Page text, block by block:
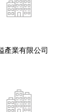
產業有限公司